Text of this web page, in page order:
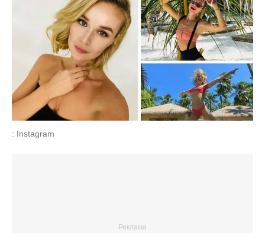
: Instagram